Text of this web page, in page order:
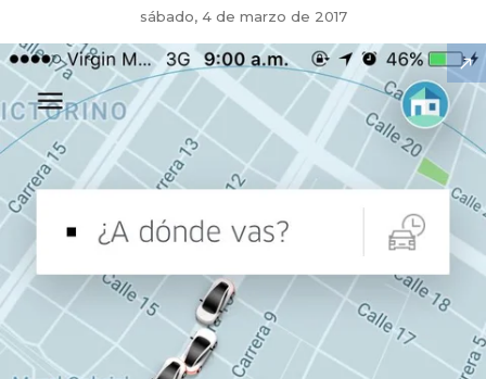
sábado, 4 de marzo de 2017